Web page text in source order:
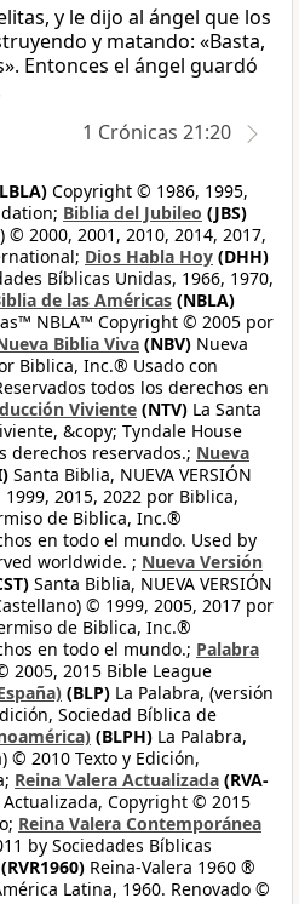
y le dijo al ángel que los
y matando: «Basta,
Entonces el ángel guardó
1 Crónicas 21:20
Copyright © 1986, 1995,
Biblia del Jubileo (JBS)
© 2000, 2001, 2010, 2014, 2017,
Dios Habla Hoy (DHH)
Bíblicas Unidas, 1966, 1970,
de las Américas (NBLA)
NBLA™ Copyright © 2005 por
Biblia Viva (NBV) Nueva
Biblica, Inc.® Usado con
todos los derechos en
Viviente (NTV) La Santa
&copy; Tyndale House
derechos reservados.; Nueva
Santa Biblia, NUEVA VERSIÓN
2015, 2022 por Biblica,
de Biblica, Inc.®
en todo el mundo. Used by
worldwide. ; Nueva Versión
Santa Biblia, NUEVA VERSIÓN
© 1999, 2005, 2017 por
de Biblica, Inc.®
en todo el mundo.; Palabra
2005, 2015 Bible League
(BLP) La Palabra, (versión
Sociedad Bíblica de
(BLPH) La Palabra,
© 2010 Texto y Edición,
Reina Valera Actualizada (RVA-
Actualizada, Copyright © 2015
Reina Valera Contemporánea
by Sociedades Bíblicas
(RVR1960) Reina-Valera 1960 ®
Latina, 1960. Renovado ©